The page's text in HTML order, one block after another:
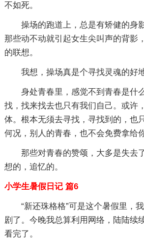
不如死。
操场的跑道上，总是有矫健的身
那些动不动就引起女生尖叫声的背影
的联想。
我想，操场真是个寻找灵魂的好
身处青春里，感觉不到青春是什
找，找来找去也只有我们自己。或许
体。根本无须去寻找，寻找到的，也
何况，别人的青春，也不会免费拿给
那些对青春的赞颂，大多是失去
想的，追忆的。
小学生暑假日记 篇6
“新还珠格格”可是这个暑假里，
剧了。今晚我总算利用网络，陆陆续
看完了。